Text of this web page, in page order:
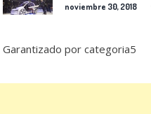
noviembre 30, 2018
Garantizado por categoria5